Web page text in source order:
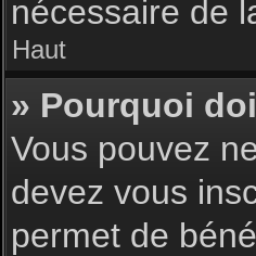
nécessaire de
Haut
» Pourquoi
Vous pouvez
devez vous
permet de